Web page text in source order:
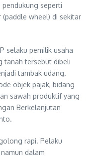
seperti
wheel) di sekitar
selaku pemilik usaha
tanah tersebut dibeli
tambak udang.
objek pajak, bidang
sawah produktif yang
Berkelanjutan
rapi. Pelaku
dalam